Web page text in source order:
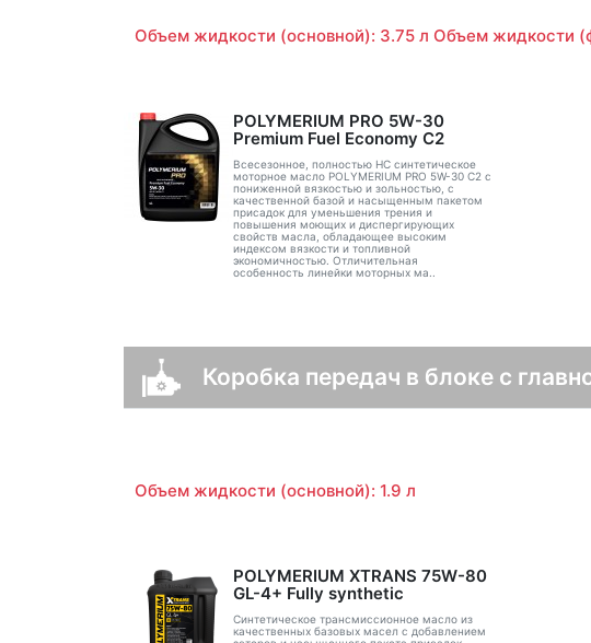
Объем жидкости (основной): 3.75 л Объем жидкости
POLYMERIUM PRO 5W-30
Premium Fuel Economy С2
Всесезонное, полностью HC синтетическое
моторное масло POLYMERIUM PRO 5W-30 C2 с
пониженной вязкостью и зольностью, с
качественной базой и насыщенным пакетом
присадок для уменьшения трения и
повышения моющих и диспергирующих
свойств масла, обладающее высоким
индексом вязкости и топливной
экономичностью. Отличительная
особенность линейки моторных ма..
Коробка передач в блоке с
Объем жидкости (основной): 1.9 л
POLYMERIUM XTRANS 75W-80
GL-4+ Fully synthetic
Синтетическое трансмиссионное масло из
качественных базовых масел с добавлением